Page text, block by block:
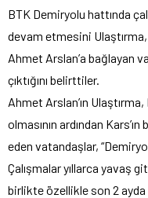
BTK Demiryolu hattında
devam etmesini
Ahmet Arslan’a bağlayan
çıktığını belirttiler.
Ahmet Arslan’ın
olmasının ardından
eden vatandaşlar,
Çalışmalar yıllarca yavaş
birlikte özellikle son 2 ayda